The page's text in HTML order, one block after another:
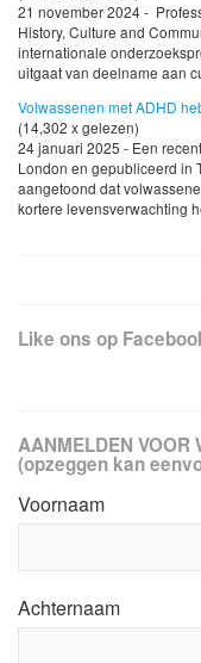
21 november 2024 -
History, Culture and
internationale
uitgaat van deelname aan
Volwassenen met ADHD
(14,302 x gelezen)
24 januari 2025 - Een
London en gepubliceerd in
aangetoond dat
kortere levensverwachting
Like ons op
AANMELDEN VOOR
(opzeggen kan
Voornaam
Achternaam